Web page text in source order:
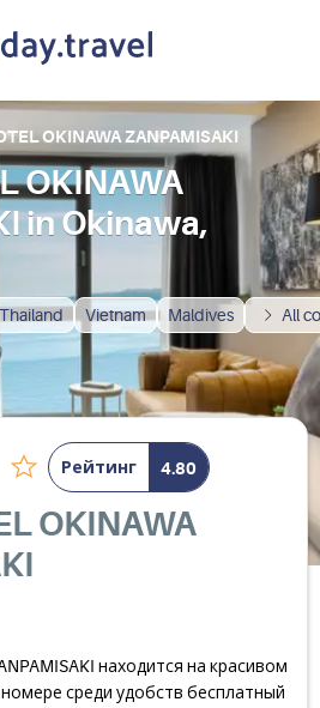
Thailand Vietnam Maldives All
OKINAWA ZANPAMISAKI
OKINAWA
in Okinawa,
Рейтинг 4.80
OKINAWA
находится на красивом
среди удобств бесплатный